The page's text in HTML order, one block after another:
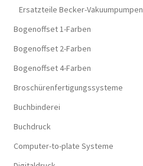
Ersatzteile Becker-Vakuumpumpen
Bogenoffset 1-Farben
Bogenoffset 2-Farben
Bogenoffset 4-Farben
Broschürenfertigungssysteme
Buchbinderei
Buchdruck
Computer-to-plate Systeme